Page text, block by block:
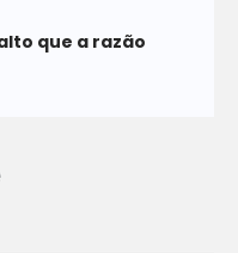
que a razão